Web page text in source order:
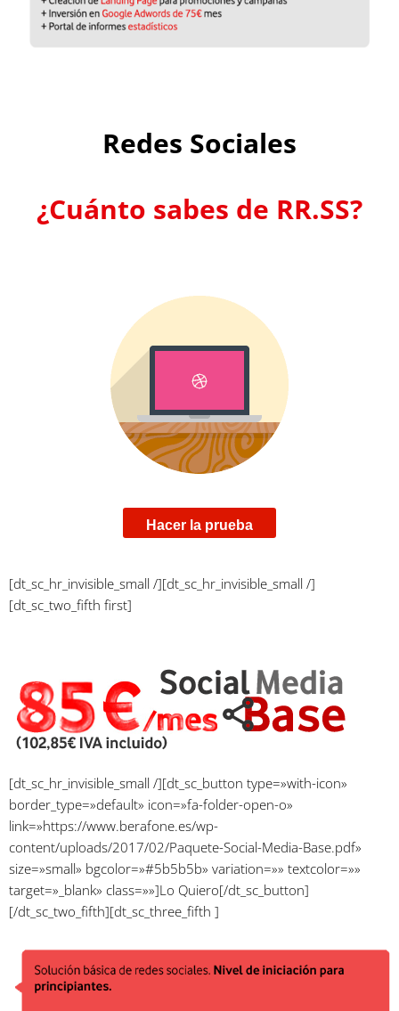
Redes Sociales
¿Cuánto sabes de RR.SS?
Hacer la prueba
[dt_sc_hr_invisible_small /][dt_sc_hr_invisible_small /]
[dt_sc_two_fifth first]
[dt_sc_hr_invisible_small /][dt_sc_button type=»with-icon»
border_type=»default» icon=»fa-folder-open-o»
link=»https://www.berafone.es/wp-
content/uploads/2017/02/Paquete-Social-Media-Base.pdf»
size=»small» bgcolor=»#5b5b5b» variation=»» textcolor=»»
target=»_blank» class=»»]Lo Quiero[/dt_sc_button]
[/dt_sc_two_fifth][dt_sc_three_fifth ]